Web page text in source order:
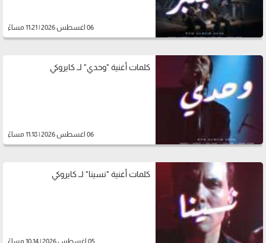
06 اغسطس 2026 | 11:21 مساءً
كلمات أغنية "وحدي" لــ كايروكي
06 اغسطس 2026 | 11:18 مساءً
كلمات أغنية "نسينا" لــ كايروكي
05 اغسطس 2026 | 10:14 مساءً